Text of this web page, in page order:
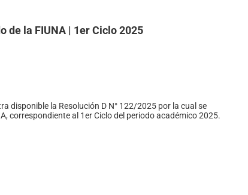
de la FIUNA | 1er Ciclo 2025
disponible la Resolución D N° 122/2025 por la cual se
correspondiente al 1er Ciclo del periodo académico 2025.